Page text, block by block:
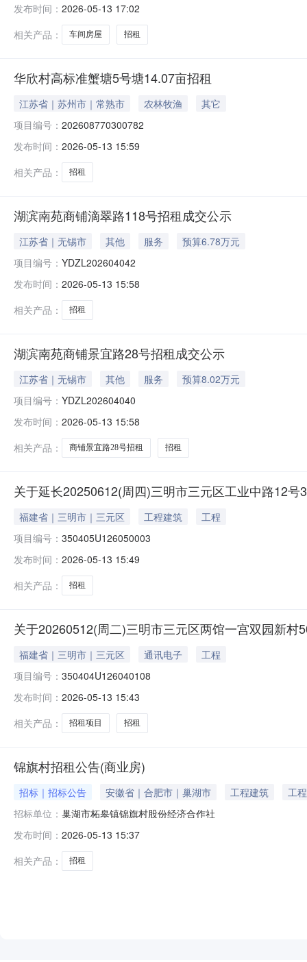
发布时间： 2026-05-13 17:02
相关产品：
车间房屋 招租
华欣村高标准蟹塘5号塘14.07亩招租
江苏省｜苏州市｜常熟市 农林牧渔
其它
项目编号： 202608770300782
发布时间： 2026-05-13 15:59
相关产品：
招租
湖滨南苑商铺滴翠路118号招租成交公示
江苏省｜无锡市 其他 服务
预算6.78万元
项目编号： YDZL202604042
发布时间： 2026-05-13 15:58
相关产品：
招租
湖滨南苑商铺景宜路28号招租成交公示
江苏省｜无锡市 其他 服务
预算8.02万元
项目编号： YDZL202604040
发布时间： 2026-05-13 15:58
相关产品：
商铺景宜路28号招租 招租
关于延长20250612(周四)三明市三元区工业中路12
福建省｜三明市｜三元区 工程建筑
工程
项目编号： 350405U126050003
发布时间： 2026-05-13 15:49
相关产品：
招租
关于20260512(周二)三明市三元区两馆一宫双园新
福建省｜三明市｜三元区 通讯电子
工程
项目编号： 350404U126040108
发布时间： 2026-05-13 15:43
相关产品：
招租项目 招租
锦旗村招租公告(商业房)
招标｜招标公告 安徽省｜合肥市｜巢湖市 工程建筑
工程
招标单位： 巢湖市柘皋镇锦旗村股份经济合作社
发布时间： 2026-05-13 15:37
相关产品：
招租